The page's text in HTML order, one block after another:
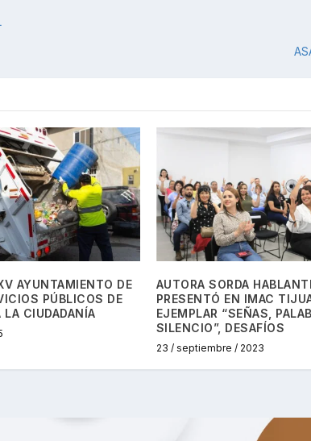
AYUNTAMIENTO DE
PÚBLICOS DE
LA CIUDADANÍA
AUTORA SORDA
PRESENTÓ EN IMAC
EJEMPLAR “SEÑAS,
SILENCIO”, DESAFÍOS
23 / septiembre / 2023